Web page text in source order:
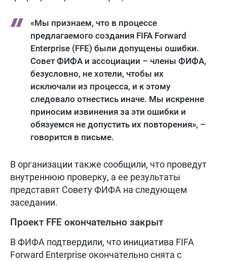
«Мы признаем, что в процессе
предлагаемого создания FIFA Forward
Enterprise (FFE) были допущены ошибки.
Совет ФИФА и ассоциации – члены ФИФА,
безусловно, не хотели, чтобы их
исключали из процесса, и к этому
следовало отнестись иначе. Мы искренне
приносим извинения за эти ошибки и
обязуемся не допустить их повторения», –
говорится в письме.
В организации также сообщили, что проведут
внутреннюю проверку, а ее результаты
представят Совету ФИФА на следующем
заседании.
Проект FFE окончательно закрыт
В ФИФА подтвердили, что инициатива FIFA
Forward Enterprise окончательно снята с